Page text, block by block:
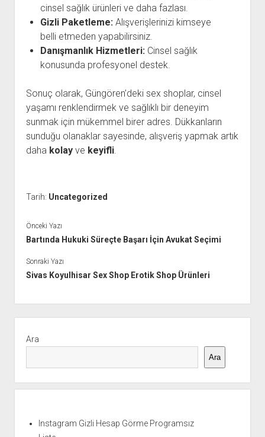
cinsel sağlık ürünleri ve daha fazlası.
Gizli Paketleme:Alışverişlerinizi kimseye
belli etmeden yapabilirsiniz.
Danışmanlık Hizmetleri:Cinsel sağlık
konusunda profesyonel destek.
Sonuç olarak, Güngören’deki sex shoplar, cinsel
yaşamı renklendirmek ve sağlıklı bir deneyim
sunmak için mükemmel birer adres. Dükkanların
sunduğu olanaklar sayesinde, alışveriş yapmak artık
daha kolayve keyifli.
Tarih: Uncategorized
Önceki Yazı
Bartında Hukuki Süreçte Başarı İçin Avukat Seçimi
Sonraki Yazı
Sivas Koyulhisar Sex Shop Erotik Shop Ürünleri
Menü
Ara
Ara
Instagram Gizli Hesap Görme Programsız